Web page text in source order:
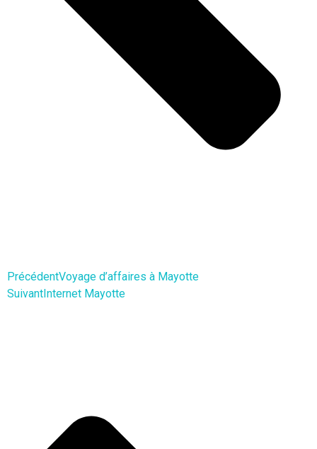
PrécédentVoyage d’affaires à Mayotte
SuivantInternet Mayotte